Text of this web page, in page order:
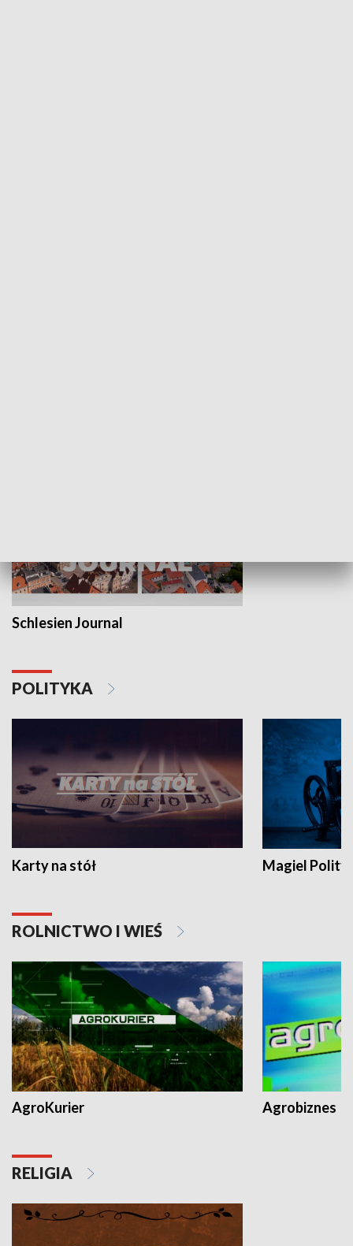
Schlesien Journal
POLITYKA
Karty na stół Magiel
ROLNICTWO I WIEŚ
AgroKurier Agrobiznes
RELIGIA